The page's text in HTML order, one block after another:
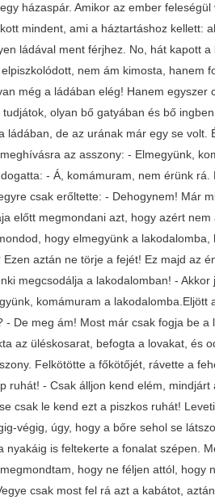
házaspár. Amikor az ember
mindent, ami a háztartáshoz kellett:
ládával ment férjhez. No, hát kapott
nem ám kimosta, hanem
még a ládában elég! Hanem
olyan bő gatyában és bő
ládában, de az urának már egy se
az asszony: - Elmegyünk,
- Á, komámuram, nem érünk
csak erőltette: - Dehogynem! Már
előtt megmondani azt, hogy azért
hogy elmegyünk a
aztán ne törje a fejét! Ez majd az
megcsodálja a lakodalomban! -
komámuram a
- De meg ám! Most már csak fogja be
az üléskosarat, befogta a lovakat, és
Felkötötte a főkötőjét, rávette a
ruhát! - Csak álljon kend elém,
csak le kend ezt a piszkos ruhát!
végig, úgy, hogy a bőre sehol se
nyakáig is feltekerte a fonalat szépen.
hogy ne féljen attól, hogy
csak most fel rá azt a kabátot,